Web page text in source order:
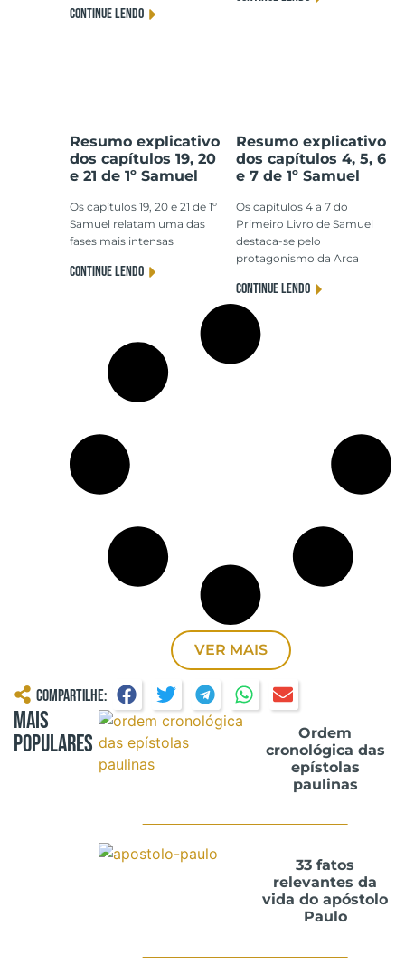
CONTINUE LENDO
Resumo explicativo
dos capítulos 19, 20
e 21 de 1º Samuel
Os capítulos 19, 20 e 21 de 1º
Samuel relatam uma das
fases mais intensas
CONTINUE LENDO
Resumo explicativo
dos capítulos 4, 5, 6
e 7 de 1º Samuel
Os capítulos 4 a 7 do
Primeiro Livro de Samuel
destaca-se pelo
protagonismo da Arca
CONTINUE LENDO
VER MAIS
Compartilhe:
Mais
Populares
Ordem
cronológica das
epístolas
paulinas
33 fatos
relevantes da
vida do apóstolo
Paulo